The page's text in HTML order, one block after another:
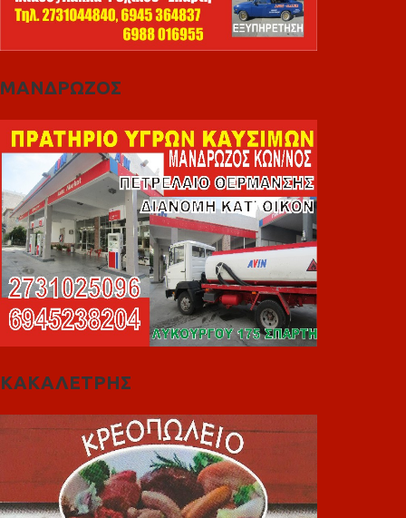
ΜΑΝΔΡΩΖΟΣ
ΚΑΚΑΛΕΤΡΗΣ